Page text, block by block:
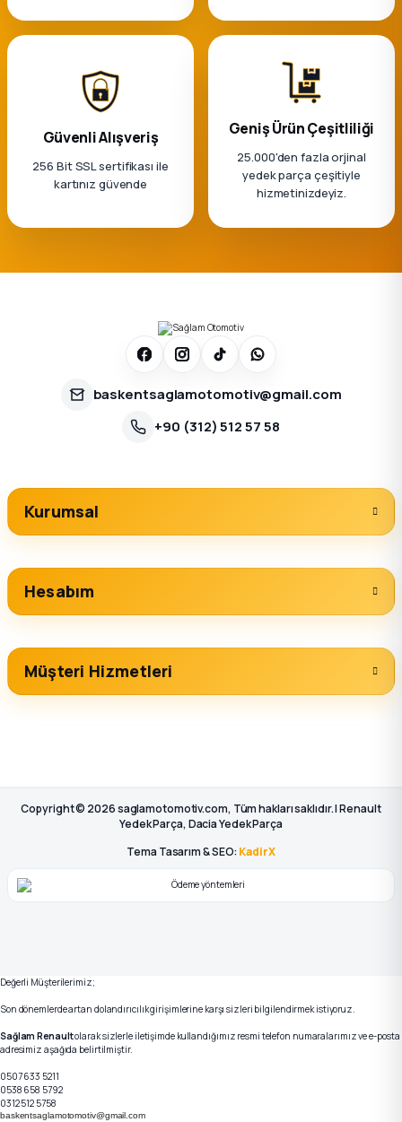
Güvenli Alışveriş
256 Bit SSL sertifikası ile
kartınız güvende
Geniş Ürün Çeşitliliği
25.000'den fazla orjinal
yedek parça çeşitiyle
hizmetinizdeyiz.
baskentsaglamotomotiv@gmail.com
+90 (312) 512 57 58
Kurumsal
Hesabım
Müşteri Hizmetleri
Copyright © 2026 saglamotomotiv.com, Tüm hakları saklıdır. | Renault
Yedek Parça, Dacia Yedek Parça
Tema Tasarım & SEO: KadirX
Değerli Müşterilerimiz;
Son dönemlerde artan dolandırıcılık girişimlerine karşı sizleri bilgilendirmek istiyoruz.
Sağlam Renaultolarak sizlerle iletişimde kullandığımız resmi telefon numaralarımız ve e-posta
adresimiz aşağıda belirtilmiştir.
0507 633 5211
0538 658 5792
0312 512 5758
baskentsaglamotomotiv@gmail.com